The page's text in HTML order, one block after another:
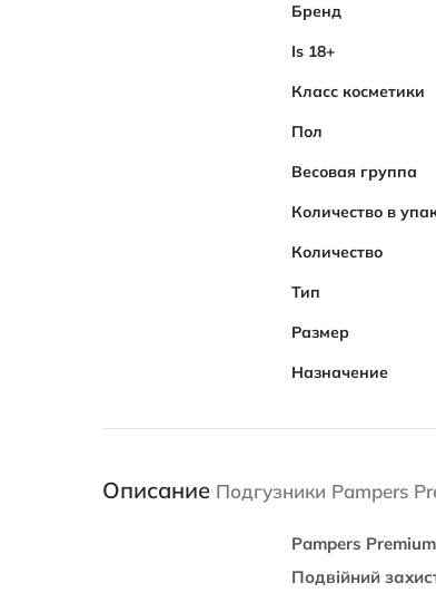
Бренд
Is 18+
Класс косметики
Пол
Весовая группа
Количество в
Количество
Тип
Размер
Назначение
Описание Подгузники Pampers
Pampers
Подвійний